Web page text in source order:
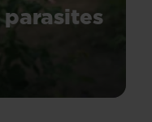
parasites du rosier